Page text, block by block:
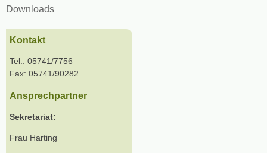
Downloads
Kontakt
Tel.: 05741/7756
Fax: 05741/90282
Ansprechpartner
Sekretariat:
Frau Harting